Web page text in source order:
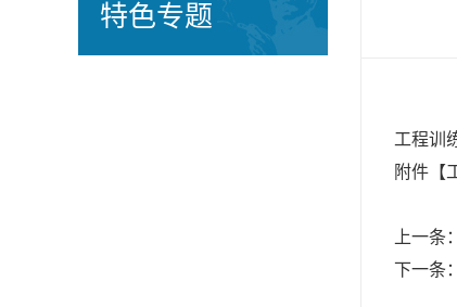
特色专题
工程训
附件【
上一条：
下一条：